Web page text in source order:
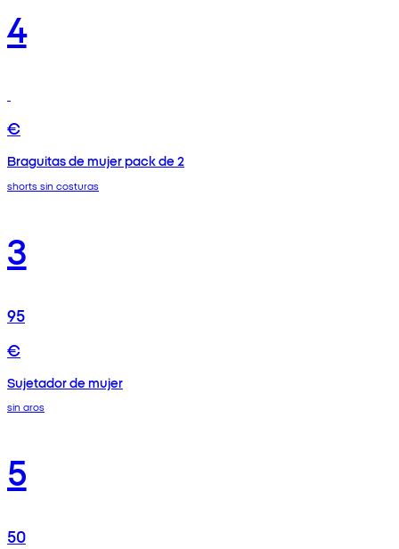
4
€
Braguitas de mujer pack de 2
shorts sin costuras
3
95
€
Sujetador de mujer
sin aros
5
50